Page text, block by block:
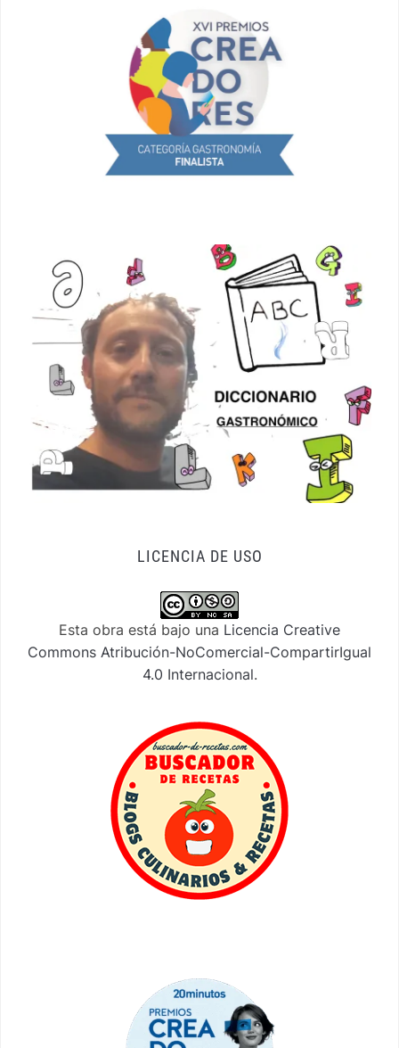
LICENCIA DE USO
Esta obra está bajo una Licencia Creative
Commons Atribución-NoComercial-CompartirIgual
4.0 Internacional.